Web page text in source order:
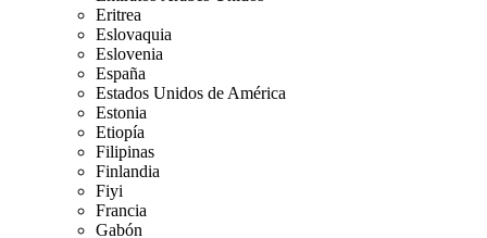
Eritrea
Eslovaquia
Eslovenia
España
Estados Unidos de América
Estonia
Etiopía
Filipinas
Finlandia
Fiyi
Francia
Gabón